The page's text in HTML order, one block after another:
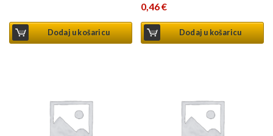
Dodaj u košaricu
0,46€
Dodaj u košaricu